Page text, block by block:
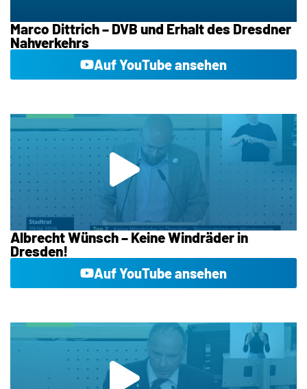
Marco Dittrich – DVB und Erhalt des Dresdner
Nahverkehrs
Auf YouTube ansehen
Albrecht Wünsch – Keine Windräder in
Dresden!
Auf YouTube ansehen